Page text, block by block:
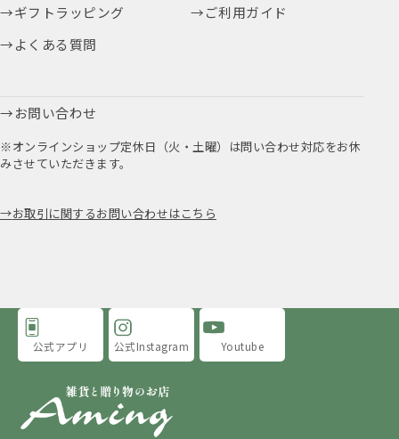
ギフトラッピング
ご利用ガイド
よくある質問
お問い合わせ
※オンラインショップ定休日（火・土曜）は問い合わせ対応をお休
みさせていただきます。
お取引に関するお問い合わせはこちら
公式アプリ 公式Instagram Youtube